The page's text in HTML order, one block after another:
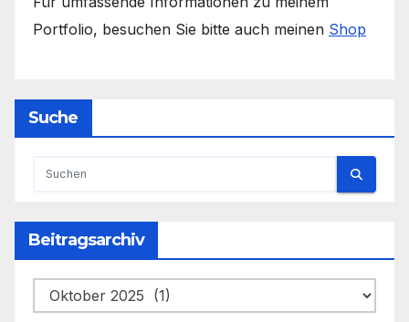
Portfolio, besuchen Sie bitte auch meinen Shop
Suche
Beitragsarchiv
Beitragsarchiv